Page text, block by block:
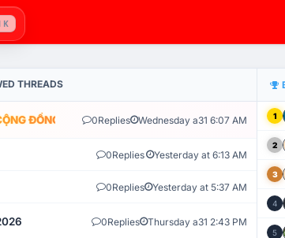
K
THREADS
ĐỒNG VLIKE.VN: HỆ THỐNG GIÁM SÁT TỰ
0Replies Wednesday a31 6:07 AM
0Replies Yesterday at 6:13 AM
0Replies Yesterday at 5:37 AM
0Replies Thursday a31 2:43 PM
1
2
3
4
5